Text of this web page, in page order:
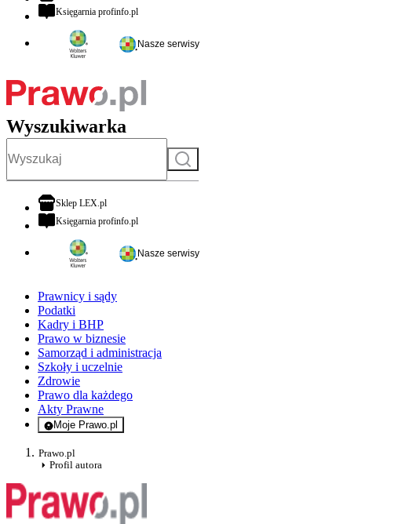
Księgarnia profinfo.plotwiera się w nowej karcie
Nasze serwisy
Wyszukiwarka
Szukaj
Sklep LEX.plotwiera się w nowej karcie
Księgarnia profinfo.plotwiera się w nowej karcie
Nasze serwisy
Prawnicy i sądy
Podatki
Kadry i BHP
Prawo w biznesie
Samorząd i administracja
Szkoły i uczelnie
Zdrowie
Prawo dla każdego
Akty Prawne
Moje Prawo.pl
- rejestracja i logowanie do serwisu
Prawo.pl
Profil autora